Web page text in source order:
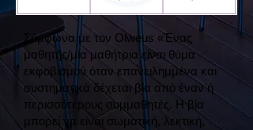
Σύμφωνα με τον Olweus «Ένας
μαθητής/μία μαθήτρια είναι θύμα
εκφοβισμού όταν επανειλημμένα και
συστηματικά δέχεται βία από έναν ή
περισσότερους συμμαθητές. H βία
μπορεί να είναι σωματική, λεκτική,